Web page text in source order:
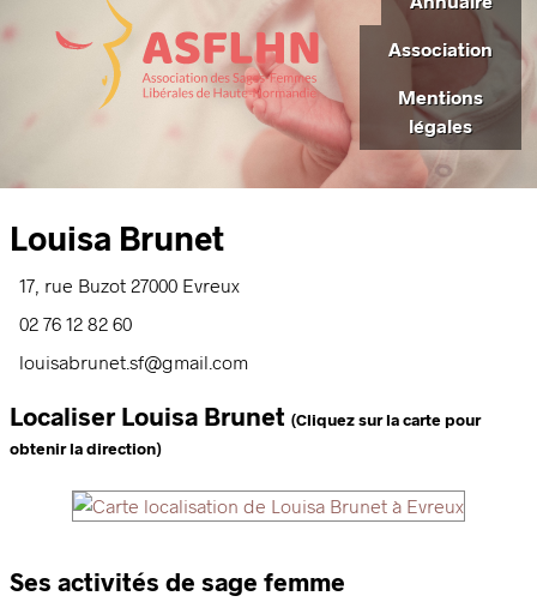
Association
Mentions
légales
Louisa Brunet
17, rue Buzot 27000 Evreux
02 76 12 82 60
louisabrunet.sf@gmail.com
Localiser Louisa Brunet (Cliquez sur la carte pour
obtenir la direction)
Ses activités de sage femme